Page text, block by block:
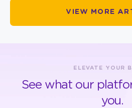
VIEW MORE
ELEVATE YOUR
See what our
you.